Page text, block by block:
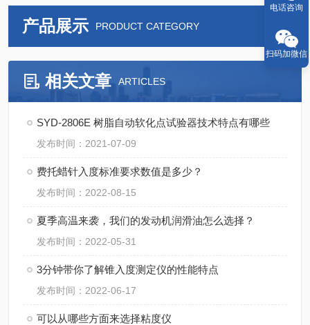
产品展示 PRODUCT CATEGORY
相关文章 ARTICLES
SYD-2806E 树脂自动软化点试验器技术特点有哪些
发布时间：2021-07-09
费托蜡针入度标准要求数值是多少？
发布时间：2022-08-15
夏季高温来袭，我们的发动机润滑油怎么选择？
发布时间：2022-05-31
3分钟带你了解锥入度测定仪的性能特点
发布时间：2022-06-17
可以从哪些方面来选择粘度仪
电话咨询
扫码加微信